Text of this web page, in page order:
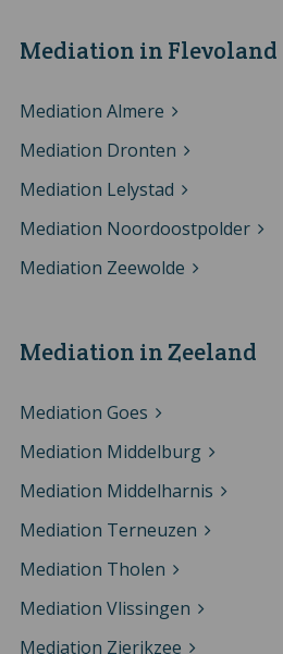
Mediation in Flevoland
Mediation Almere
Mediation Dronten
Mediation Lelystad
Mediation Noordoostpolder
Mediation Zeewolde
Mediation in Zeeland
Mediation Goes
Mediation Middelburg
Mediation Middelharnis
Mediation Terneuzen
Mediation Tholen
Mediation Vlissingen
Mediation Zierikzee